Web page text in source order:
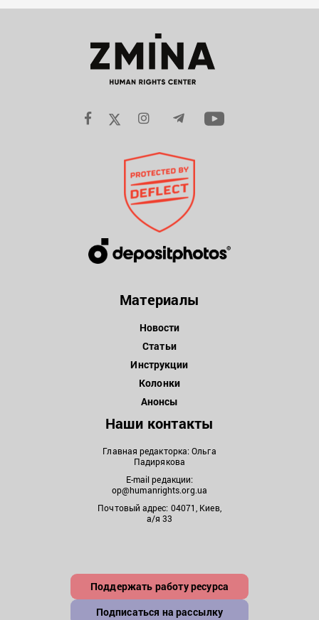
Материалы
Новости
Статьи
Инструкции
Колонки
Анонсы
Наши контакты
Главная редакторка: Ольга
Падирякова
E-mail редакции:
op@humanrights.org.ua
Почтовый адрес: 04071, Киев,
а/я 33
Поддержать работу ресурса
Подписаться на рассылку